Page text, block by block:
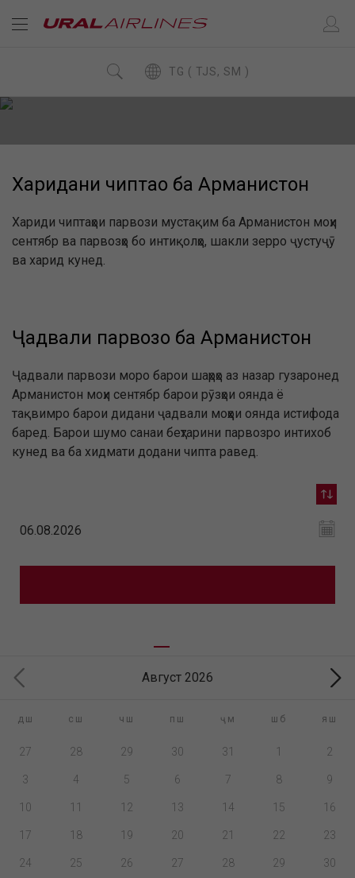
TG ( TJS, SM )
Харидани чиптаҳо ба Арманистон
Хариди чиптаҳои парвози мустақим ба Арманистон моҳи
сентябр ва парвозҳо бо интиқолҳо, шакли зерро ҷустуҷӯ
ва харид кунед.
Ҷадвали парвозҳо ба Арманистон
Ҷадвали парвози моро барои шаҳрҳо аз назар гузаронед
Арманистон моҳи сентябр барои рӯзҳои оянда ё
тақвимро барои дидани ҷадвали моҳҳои оянда истифода
баред. Барои шумо санаи беҳтарини парвозро интихоб
кунед ва ба хидмати додани чипта равед.
Август 2026
дш сш чш пш ҷм шб яш
27 28 29 30 31 1 2
3 4 5 6 7 8 9
10 11 12 13 14 15 16
17 18 19 20 21 22 23
24 25 26 27 28 29 30